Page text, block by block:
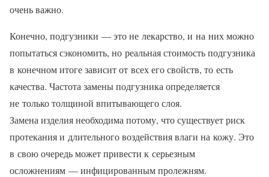
очень важно.
Конечно, подгузники — это не лекарство, и на них можно
попытаться сэкономить, но реальная стоимость подгузника
в конечном итоге зависит от всех его свойств, то есть
качества. Частота замены подгузника определяется
не только толщиной впитывающего слоя.
Замена изделия необходима потому, что существует риск
протекания и длительного воздействия влаги на кожу. Это
в свою очередь может привести к серьезным
осложнениям — инфицированным пролежням.